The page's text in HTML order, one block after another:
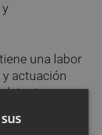
una labor
actuación
detectar
directa para
a la